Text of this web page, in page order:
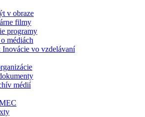
v obraze
filmy
programy
médiách
Inovácie vo vzdelávaní
médií